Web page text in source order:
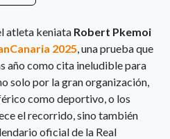
atleta keniata Robert Pkemoi
2025 , una prueba que
año como cita ineludible para
solo por la gran organización,
como deportivo, o los
el recorrido, sino también
oficial de la Real